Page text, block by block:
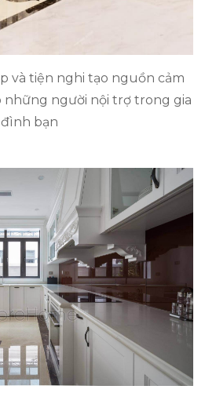
và tiện nghi tạo nguồn cảm
người nội trợ trong gia
đình bạn